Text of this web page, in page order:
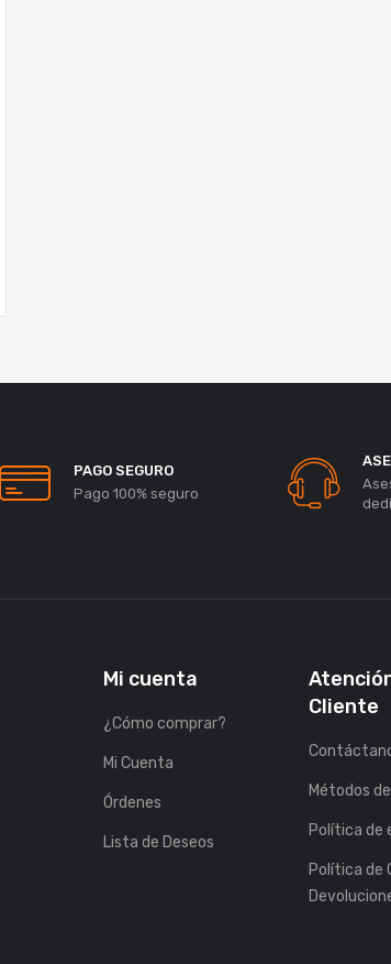
PAGO SEGURO
Pago 100% seguro
Mi cuenta
¿Cómo comprar?
Mi Cuenta
Órdenes
Lista de Deseos
Cliente
Métodos
Política de
Política de